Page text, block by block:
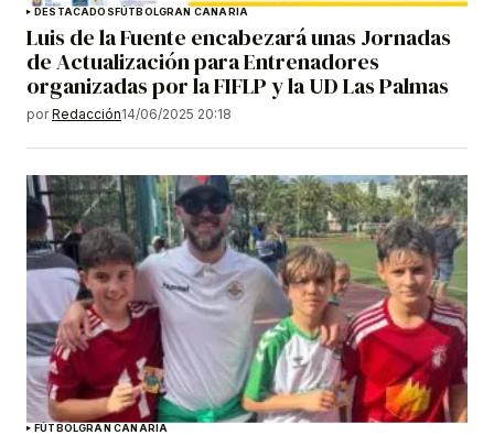
DESTACADOSFÚTBOLGRAN CANARIA
Luis de la Fuente encabezará unas Jornadas
de Actualización para Entrenadores
organizadas por la FIFLP y la UD Las Palmas
por Redacción14/06/2025 20:18
FÚTBOLGRAN CANARIA